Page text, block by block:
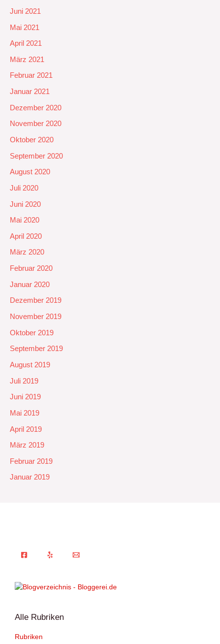
Juni 2021
Mai 2021
April 2021
März 2021
Februar 2021
Januar 2021
Dezember 2020
November 2020
Oktober 2020
September 2020
August 2020
Juli 2020
Juni 2020
Mai 2020
April 2020
März 2020
Februar 2020
Januar 2020
Dezember 2019
November 2019
Oktober 2019
September 2019
August 2019
Juli 2019
Juni 2019
Mai 2019
April 2019
März 2019
Februar 2019
Januar 2019
Alle Rubriken
Rubriken